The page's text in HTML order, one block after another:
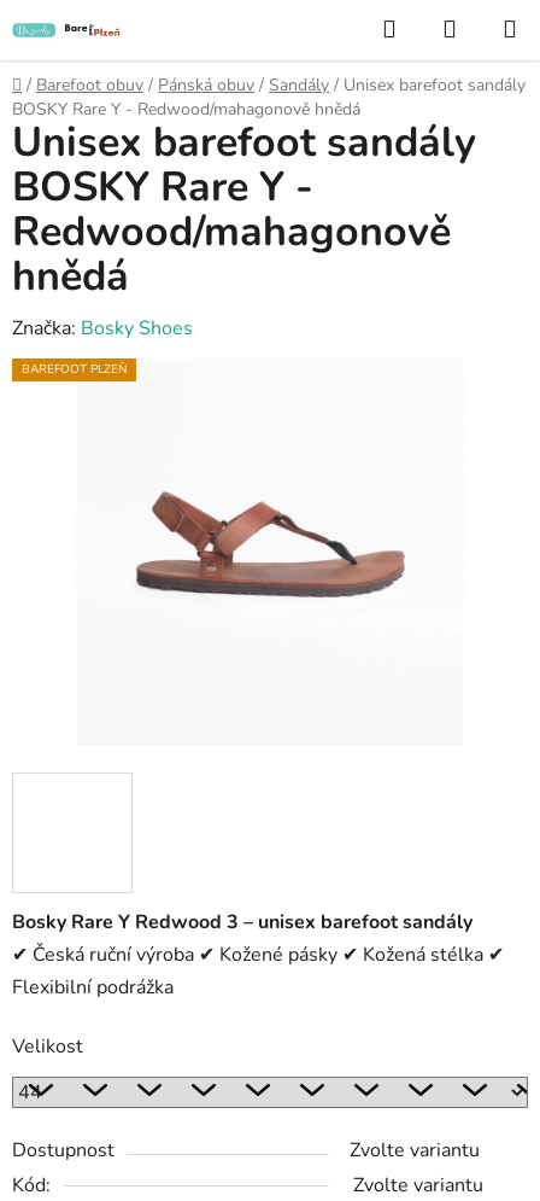
na
obsah
Hledat
KOŠÍK
Domů
/ Barefoot obuv / Pánská obuv / Sandály / Unisex barefoot sandály
BOSKY Rare Y - Redwood/mahagonově hnědá
Bosky Rare Y Redwood 3 – unisex barefoot sandály
✔ Česká ruční výroba ✔ Kožené pásky ✔ Kožená stélka ✔
Flexibilní podrážka
Velikost
Dostupnost
Zvolte variantu
Kód:
Zvolte variantu
Unisex barefoot sandály
BOSKY Rare Y -
Redwood/mahagonově
hnědá
Značka: Bosky Shoes
BAREFOOT PLZEŇ